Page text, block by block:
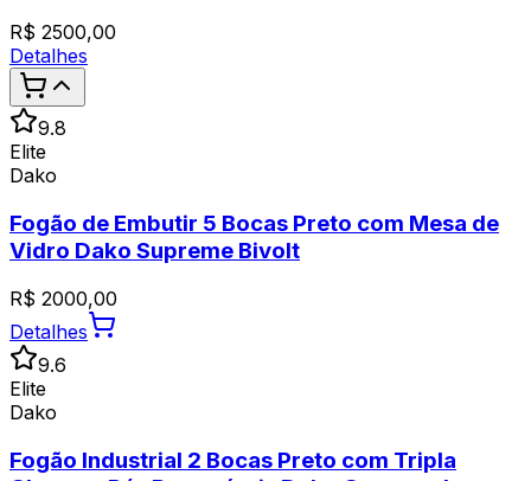
R$ 2500,00
Detalhes
9.8
Elite
Dako
Fogão de Embutir 5 Bocas Preto com Mesa de
Vidro Dako Supreme Bivolt
R$ 2000,00
Detalhes
9.6
Elite
Dako
Fogão Industrial 2 Bocas Preto com Tripla